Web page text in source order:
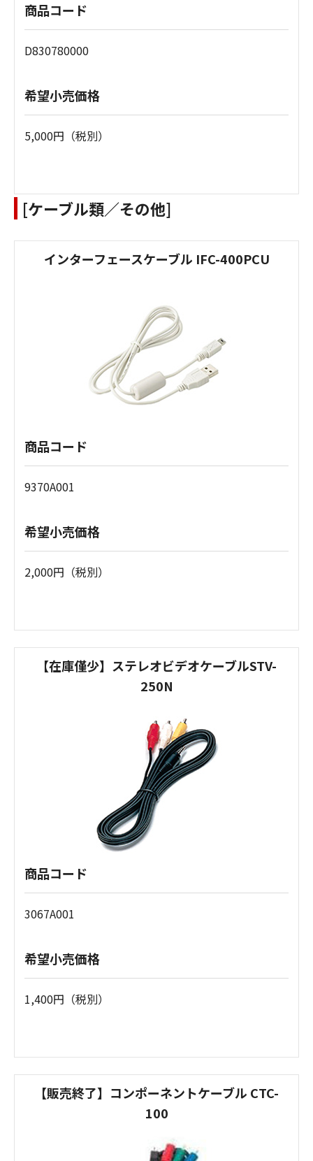
商品コード
D830780000
希望小売価格
5,000円（税別）
[ケーブル類／その他]
インターフェースケーブル IFC-400PCU
商品コード
9370A001
希望小売価格
2,000円（税別）
【在庫僅少】ステレオビデオケーブルSTV-
250N
商品コード
3067A001
希望小売価格
1,400円（税別）
【販売終了】コンポーネントケーブル CTC-
100